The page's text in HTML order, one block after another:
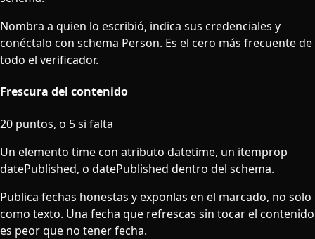
Nombra a quien lo escribió, indica sus credenciales y
conéctalo con schema Person. Es el cero más frecuente de
todo el verificador.
Frescura del contenido
20 puntos, o 5 si falta
Un elemento time con atributo datetime, un itemprop
datePublished, o datePublished dentro del schema.
Publica fechas honestas y exponlas en el marcado, no solo
como texto. Una fecha que refrescas sin tocar el contenido
es peor que no tener fecha.